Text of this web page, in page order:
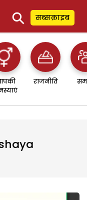
⚲ सब्सक्राइब
राजनीति